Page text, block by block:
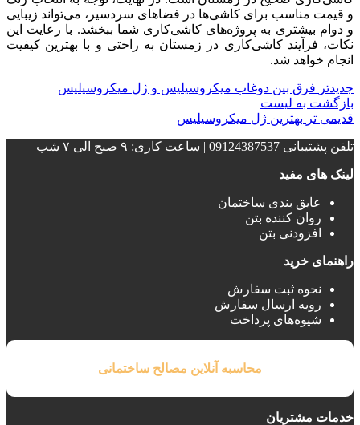
و قیمت مناسب برای کاشی‌ها در فضاهای سردسیر، می‌تواند زیبایی
و دوام بیشتری به پروژه‌های کاشی‌کاری شما ببخشد. با رعایت این
نکات، فرآیند کاشی‌کاری در زمستان به راحتی و با بهترین کیفیت
انجام خواهد شد.
جدیدتر فرق بین دوغاب میکروسیلیس و ژل میکروسیلیس
بازگشت به لیست
قدیمی تر بهترین ژل میکروسیلیس
تلفن پشتیبانی 09124387537 | ساعت کاری: ۹ صبح الی ۷ شب
لینک های مفید
عایق بندی ساختمان‌
روان کننده بتن
افزودنی بتن
راهنمای خرید
نحوه ثبت سفارش
رویه ارسال سفارش
شیوه‌های پرداخت
محاسبه آنلاین مصالح ساختمانی
خدمات مشتریان